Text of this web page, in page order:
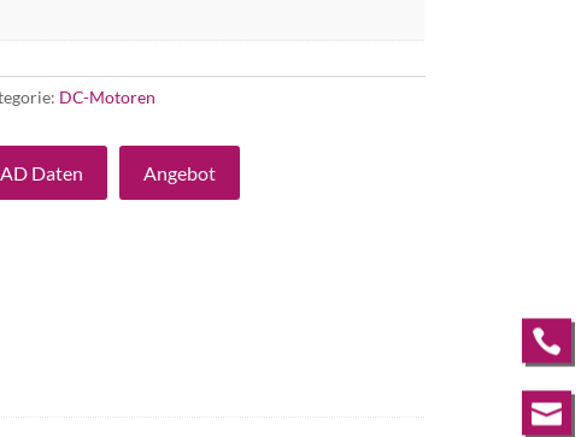
DC-Motoren
Daten Angebot

